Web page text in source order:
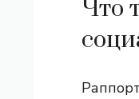
Что